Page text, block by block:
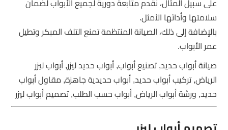
سلامتها وأدائها الأمثل.
بالإضافة إلى ذلك، الصيانة المنتظمة تمنع التلف المبكر وتطيل
عمر الأبواب.
صيانة أبواب حديد, تصنيع أبواب, أبواب حديد ليزر, أبواب ليزر
الرياض, تركيب أبواب حديد, أبواب حديدية جاهزة, مقاول أبواب
حديد, ورشة أبواب الرياض, أبواب حسب الطلب, تصميم أبواب ليزر